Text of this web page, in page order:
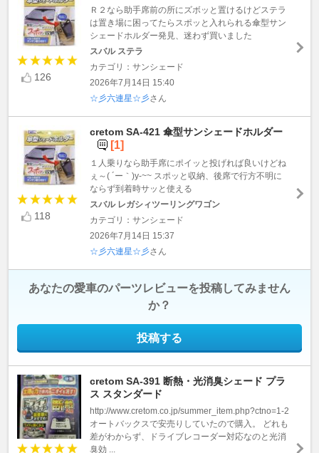
126
Ｒ２なら助手席前の所にズボッと置けるけどステラ
は置き場に困ってたらスポッと入れられる傘型サン
シェードホルダー発見、迷わず買いました
スバル ステラ
カテゴリ：サンシェード
2026年7月14日 15:40
☆彡六連星☆彡さん
118
cretom SA-421 傘型サンシェードホルダー
[1]
１人乗りなら助手席にポイッと投げれば良いけどね
ぇ～( ´ー｀)y-~~ スポッと収納、後席で行方不明に
ならず到着時サッと使える
スバル レガシィツーリングワゴン
カテゴリ：サンシェード
2026年7月14日 15:37
☆彡六連星☆彡さん
あなたの愛車のパーツレビューを投稿してみません
か？
投稿する
cretom SA-391 断熱・光消臭シェード プラ
ス スタンダード
http://www.cretom.co.jp/summer_item.php?ctno=1-2
オートバックスで安売りしていたので購入。 どれも
差がわからず、ドライブレコーダー対応なのと光消
臭効 ...